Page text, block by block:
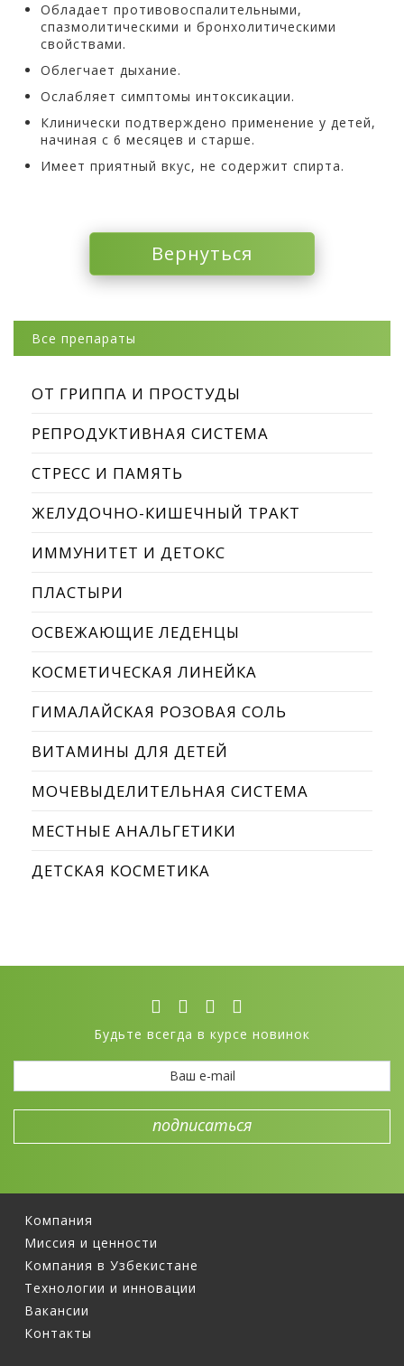
Все препараты
ОТ ГРИППА И ПРОСТУДЫ
РЕПРОДУКТИВНАЯ СИСТЕМА
СТРЕСС И ПАМЯТЬ
ЖЕЛУДОЧНО-КИШЕЧНЫЙ ТРАКТ
ИММУНИТЕТ И ДЕТОКС
ПЛАСТЫРИ
ОСВЕЖАЮЩИЕ ЛЕДЕНЦЫ
КОСМЕТИЧЕСКАЯ ЛИНЕЙКА
ГИМАЛАЙСКАЯ РОЗОВАЯ СОЛЬ
ВИТАМИНЫ ДЛЯ ДЕТЕЙ
МОЧЕВЫДЕЛИТЕЛЬНАЯ СИСТЕМА
МЕСТНЫЕ АНАЛЬГЕТИКИ
ДЕТСКАЯ КОСМЕТИКА
Обладает противовоспалительными,
спазмолитическими и бронхолитическими
свойствами.
Облегчает дыхание.
Ослабляет симптомы интоксикации.
Клинически подтверждено применение у детей,
начиная с 6 месяцев и старше.
Имеет приятный вкус, не содержит спирта.
Вернуться
Будьте всегда в курсе новинок
Компания
Миссия и ценности
Компания в Узбекистане
Технологии и инновации
Вакансии
Контакты